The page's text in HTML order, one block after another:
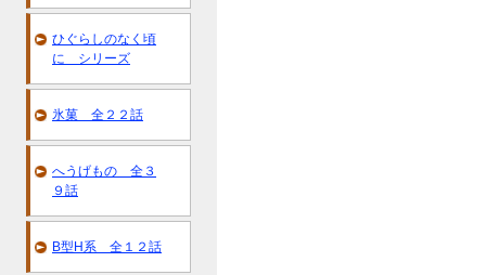
ひぐらしのなく頃
に シリーズ
氷菓 全２２話
へうげもの 全３
９話
B型H系 全１２話